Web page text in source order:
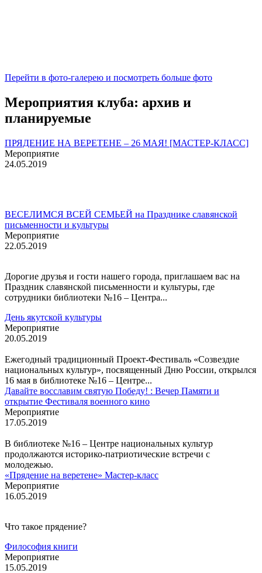
Перейти в фото-галерею и посмотреть больше фото
Мероприятия клуба: архив и
планируемые
ПРЯДЕНИЕ НА ВЕРЕТЕНЕ – 26 МАЯ! [МАСТЕР-КЛАСС]
Мероприятие
24.05.2019
ВЕСЕЛИМСЯ ВСЕЙ СЕМЬЕЙ на Празднике славянской
письменности и культуры
Мероприятие
22.05.2019
Дорогие друзья и гости нашего города, приглашаем вас на
Праздник славянской письменности и культуры, где
сотрудники библиотеки №16 – Центра...
День якутской культуры
Мероприятие
20.05.2019
Ежегодный традиционный Проект-Фестиваль «Созвездие
национальных культур», посвященный Дню России, открылся
16 мая в библиотеке №16 – Центре...
Давайте восславим святую Победу! : Вечер Памяти и
открытие Фестиваля военного кино
Мероприятие
17.05.2019
В библиотеке №16 – Центре национальных культур
продолжаются историко-патриотические встречи с
молодежью.
«Прядение на веретене» Мастер-класс
Мероприятие
16.05.2019
Что такое прядение?
Философия книги
Мероприятие
15.05.2019